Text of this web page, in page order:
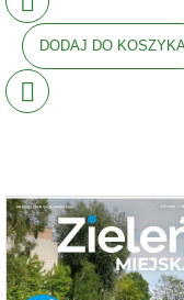
DODAJ DO